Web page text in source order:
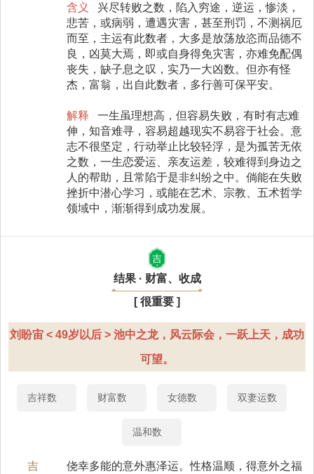
含义
兴尽转败之数，陷入穷途，逆运，惨淡，
悲苦，或病弱，遭遇灾害，甚至刑罚，不测祸厄
而至，主运有此数者，大多是放荡放恣而品德不
良，凶莫大焉，即或自身得免灾害，亦难免配偶
丧失，缺子息之叹，实乃一大凶数。但亦有怪
杰，富翁，出自此数者，多行善可保平安。
解释
一生虽理想高，但容易失败，有时有志难
伸，知音难寻，容易超越现实不易容于社会。意
志不很坚定，行动举止比较轻浮，是为孤苦无依
之数，一生恋爱运、亲友运差，较难得到身边之
人的帮助，且常陷于是非纠纷之中。倘能在失败
挫折中潜心学习，或能在艺术、宗教、五术哲学
领域中，渐渐得到成功发展。
吉
结果 · 财富、收成
[ 很重要 ]
刘盼宙 < 49岁以后 > 池中之龙，风云际会，一跃上天，成功
可望。
吉祥数 财富数 女德数 双妻运数
温和数
吉
侥幸多能的意外惠泽运。性格温顺，得意外之福